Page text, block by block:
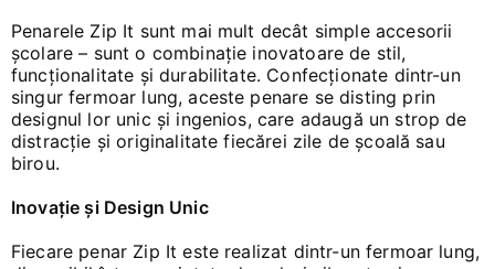
Penarele Zip It sunt mai mult decât simple accesorii
școlare – sunt o combinație inovatoare de stil,
funcționalitate și durabilitate. Confecționate dintr-un
singur fermoar lung, aceste penare se disting prin
designul lor unic și ingenios, care adaugă un strop de
distracție și originalitate fiecărei zile de școală sau
birou.
Inovație și Design Unic
Fiecare penar Zip It este realizat dintr-un fermoar lung,